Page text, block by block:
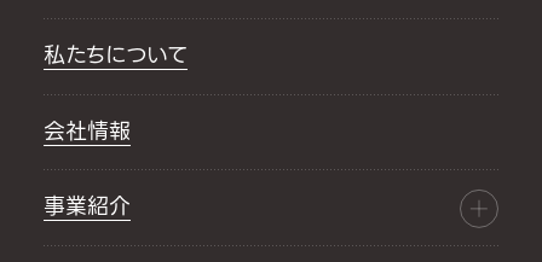
私たちについて
会社情報
事業紹介